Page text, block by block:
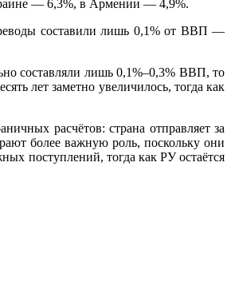
— 6,3%, в Армении — 4,9%.
составили лишь 0,1% от ВВП —
составляли лишь 0,1%–0,3% ВВП, то
лет заметно увеличилось, тогда как
расчётов: страна отправляет за
более важную роль, поскольку они
поступлений, тогда как РУ остаётся